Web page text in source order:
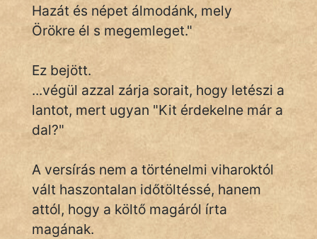
Hazát és népet álmodánk, mely
Örökre él s megemleget."
Ez bejött.
...végül azzal zárja sorait, hogy letészi a
lantot, mert ugyan "Kit érdekelne már a
dal?"
A versírás nem a történelmi viharoktól
vált haszontalan időtöltéssé, hanem
attól, hogy a költő magáról írta
magának.